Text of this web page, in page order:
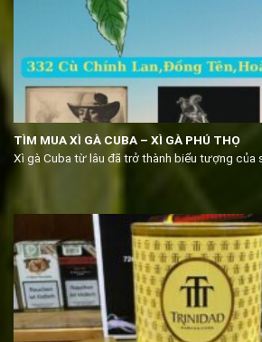
TÌM MUA XÌ GÀ CUBA – XÌ GÀ PHÚ THỌ
Xì gà Cuba từ lâu đã trở thành biểu tượng của